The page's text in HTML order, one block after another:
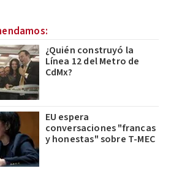
¿Quién construyó la
Línea 12 del Metro de
CdMx?
EU espera
conversaciones "francas
y honestas" sobre T-MEC